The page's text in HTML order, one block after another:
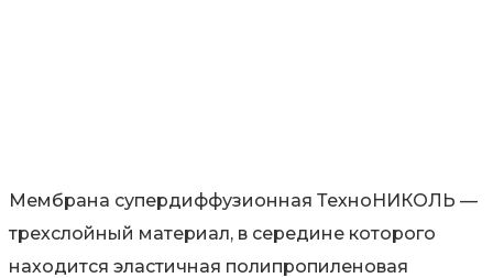
Мембрана супердиффузионная ТехноНИКОЛЬ —
трехслойный материал, в середине которого
находится эластичная полипропиленовая